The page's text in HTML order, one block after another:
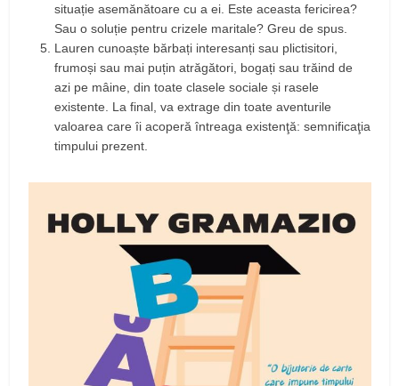
situație asemănătoare cu a ei. Este aceasta fericirea?
Sau o soluție pentru crizele maritale? Greu de spus.
Lauren cunoaște bărbați interesanți sau plictisitori,
frumoși sau mai puțin atrăgători, bogați sau trăind de
azi pe mâine, din toate clasele sociale și rasele
existente. La final, va extrage din toate aventurile
valoarea care îi acoperă întreaga existenţă: semnificaţia
timpului prezent.